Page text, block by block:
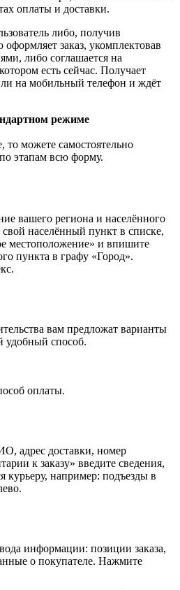
оплаты и доставки.
либо, получив
оформляет заказ, укомплектовав
либо соглашается на
есть сейчас. Получает
на мобильный телефон и ждёт
режиме
можете самостоятельно
этапам всю форму.
вашего региона и населённого
населённый пункт в списке,
местоположение» и впишите
пункта в графу «Город».
вам предложат варианты
удобный способ.
оплаты.
адрес доставки, номер
к заказу» введите сведения,
курьеру, например: подъезды в
информации: позиции заказа,
о покупателе. Нажмите